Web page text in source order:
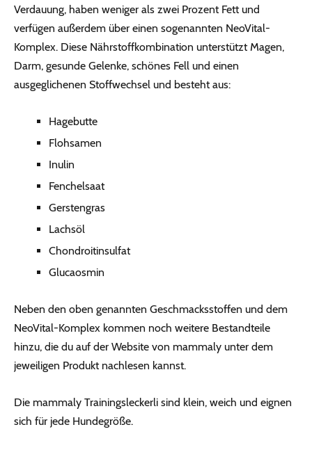
Verdauung, haben weniger als zwei Prozent Fett und
verfügen außerdem über einen sogenannten NeoVital-
Komplex. Diese Nährstoffkombination unterstützt Magen,
Darm, gesunde Gelenke, schönes Fell und einen
ausgeglichenen Stoffwechsel und besteht aus:
Hagebutte
Flohsamen
Inulin
Fenchelsaat
Gerstengras
Lachsöl
Chondroitinsulfat
Glucaosmin
Neben den oben genannten Geschmacksstoffen und dem
NeoVital-Komplex kommen noch weitere Bestandteile
hinzu, die du auf der Website von mammaly unter dem
jeweiligen Produkt nachlesen kannst.
Die mammaly Trainingsleckerli sind klein, weich und eignen
sich für jede Hundegröße.